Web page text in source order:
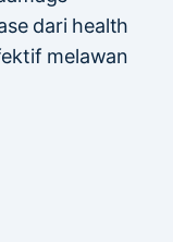
dari health
melawan